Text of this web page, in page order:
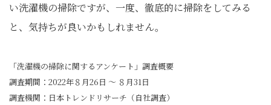
い洗濯機の掃除ですが、一度、徹底的に掃除をしてみる
と、気持ちが良いかもしれません。
「洗濯機の掃除に関するアンケート」調査概要
調査期間：2022年８月26日 ～ ８月31日
調査機関：日本トレンドリサーチ（自社調査）